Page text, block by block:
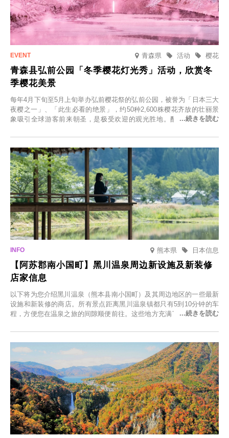
青森県 樱花
活动
青森县弘前公园「冬季樱花灯光秀」活动，欣赏冬
季樱花美景
每年4月下旬至5月上旬举办弘前樱花祭的弘前公园，被誉为「日本三大
夜樱之一」、「此生必看的绝景」，约50种2,600株樱花齐放的壮丽景
象吸引全球游客前来朝圣，是极受欢迎的观光胜地。配合最佳观雪时
「冬季樱花灯光秀」。
熊本県 日本信息
【阿苏郡南小国町】黑川温泉周边新设施及新装修
店家信息
以下将为您介绍黑川温泉（熊本县南小国町）及其周边地区的一些最新
设施和新装修的商店。所有景点距离黑川温泉镇都只有5到10分钟的车
程，方便您在温泉之旅的间隙顺便前往。这些地方充满了各种魅力，包
食材的餐厅。让您体验黑川温泉的全新乐趣。